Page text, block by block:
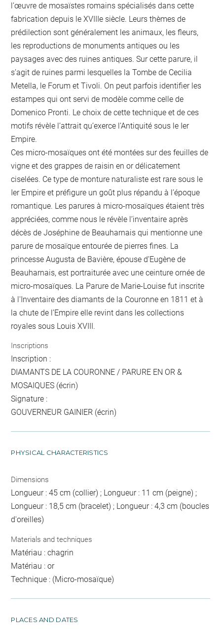
l’œuvre de mosaïstes romains spécialisés dans cette
fabrication depuis le XVIIIe siècle. Leurs thèmes de
prédilection sont généralement les animaux, les fleurs,
les reproductions de monuments antiques ou les
paysages avec des ruines antiques. Sur cette parure, il
s’agit de ruines parmi lesquelles la Tombe de Cecilia
Metella, le Forum et Tivoli. On peut parfois identifier les
estampes qui ont servi de modèle comme celle de
Domenico Pronti. Le choix de cette technique et de ces
motifs révèle l’attrait qu’exerce l’Antiquité sous le Ier
Empire.
Ces micro-mosaïques ont été montées sur des feuilles de
vigne et des grappes de raisin en or délicatement
ciselées. Ce type de monture naturaliste est rare sous le
Ier Empire et préfigure un goût plus répandu à l’époque
romantique. Les parures à micro-mosaïques étaient très
appréciées, comme nous le révèle l’inventaire après
décès de Joséphine de Beauharnais qui mentionne une
parure de mosaïque entourée de pierres fines. La
princesse Augusta de Bavière, épouse d’Eugène de
Beauharnais, est portraiturée avec une ceinture ornée de
micro-mosaïques. La Parure de Marie-Louise fut inscrite
à l'Inventaire des diamants de la Couronne en 1811 et à
la chute de l’Empire elle revint dans les collections
royales sous Louis XVIII.
Inscriptions
Inscription :
DIAMANTS DE LA COURONNE / PARURE EN OR &
MOSAIQUES (écrin)
Signature :
GOUVERNEUR GAINIER (écrin)
PHYSICAL CHARACTERISTICS
Dimensions
Longueur : 45 cm (collier) ; Longueur : 11 cm (peigne) ;
Longueur : 18,5 cm (bracelet) ; Longueur : 4,3 cm (boucles
d'oreilles)
Materials and techniques
Matériau : chagrin
Matériau : or
Technique : (Micro-mosaïque)
PLACES AND DATES